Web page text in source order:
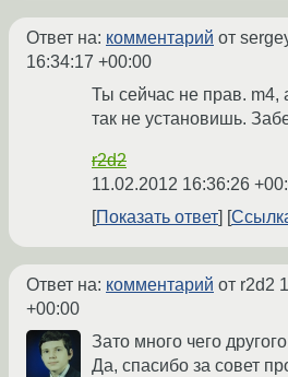
Ответ на: комментарий от
16:34:17 +00:00
Ты сейчас не прав. m4,
так не установишь.
r2d2
11.02.2012 16:36:26
Показать ответ
Ответ на: комментарий от r2d2
+00:00
Зато много чего
Да, спасибо за совет